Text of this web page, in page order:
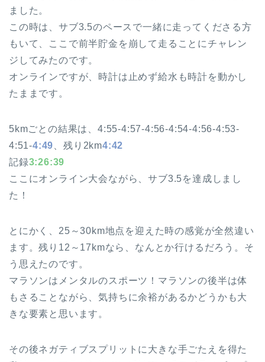
ました。
この時は、サブ3.5のペースで一緒に走ってくださる方
もいて、ここで前半貯金を崩して走ることにチャレン
ジしてみたのです。
オンラインですが、時計は止めず給水も時計を動かし
たままです。
5kmごとの結果は、4:55-4:57-4:56-4:54-4:56-4:53-
4:51-4:49 、残り2km4:42
記録3:26:39
ここにオンライン大会ながら、サブ3.5を達成しまし
た！
とにかく、25～30km地点を迎えた時の感覚が全然違い
ます。残り12～17kmなら、なんとか行けるだろう。そ
う思えたのです。
マラソンはメンタルのスポーツ！マラソンの後半は体
もさることながら、気持ちに余裕があるかどうかも大
きな要素と思います。
その後ネガティブスプリットに大きな手ごたえを得た